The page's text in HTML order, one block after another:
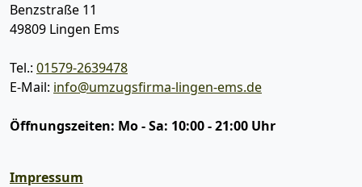
Benzstraße 11
49809 Lingen Ems
Tel.: 01579-2639478
E-Mail: info@umzugsfirma-lingen-ems.de
Öffnungszeiten: Mo - Sa: 10:00 - 21:00 Uhr
Impressum